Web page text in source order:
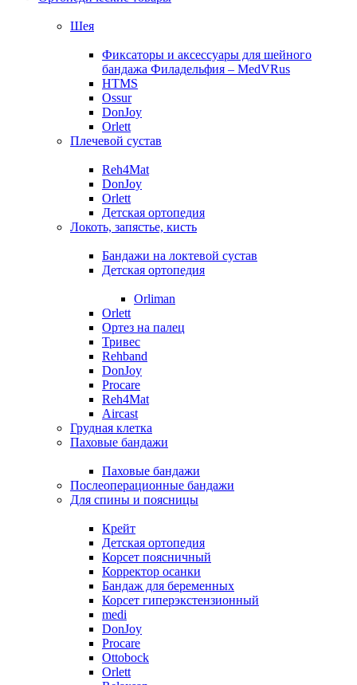
Шея
Фиксаторы и аксессуары для шейного
бандажа Филадельфия – MedVRus
HTMS
Ossur
DonJoy
Orlett
Плечевой сустав
Reh4Mat
DonJoy
Orlett
Детская ортопедия
Локоть, запястье, кисть
Бандажи на локтевой сустав
Детская ортопедия
Orliman
Orlett
Ортез на палец
Тривес
Rehband
DonJoy
Procare
Reh4Mat
Aircast
Грудная клетка
Паховые бандажи
Паховые бандажи
Послеоперационные бандажи
Для спины и поясницы
Крейт
Детская ортопедия
Корсет поясничный
Корректор осанки
Бандаж для беременных
Корсет гиперэкстензионный
medi
DonJoy
Procare
Ottobock
Orlett